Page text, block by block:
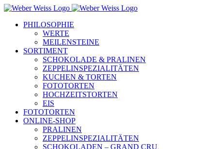
Skip
contentPHILOSOPHIE
WERTE
MEILENSTEINE
SORTIMENT
SCHOKOLADE & PRALINEN
ZEPPELINSPEZIALITÄTEN
KUCHEN & TORTEN
FOTOTORTEN
HOCHZEITSTORTEN
EIS
FOTOTORTEN
ONLINE-SHOP
PRALINEN
ZEPPELINSPEZIALITÄTEN
SCHOKOLADEN – GRAND CRU